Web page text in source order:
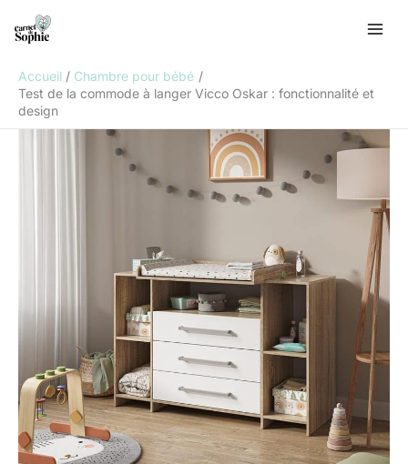
Accueil
Chambre pour bébé
Test de la commode à langer Vicco Oskar : fonctionnalité et
design
e
h
e